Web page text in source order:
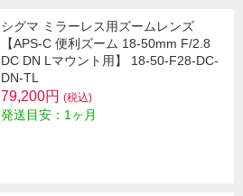
シグマ ミラーレス用ズームレンズ
【APS-C 便利ズーム 18-50mm F/2.8
DC DN Lマウント用】 18-50-F28-DC-
DN-TL
79,200円 (税込)
発送目安：1ヶ月